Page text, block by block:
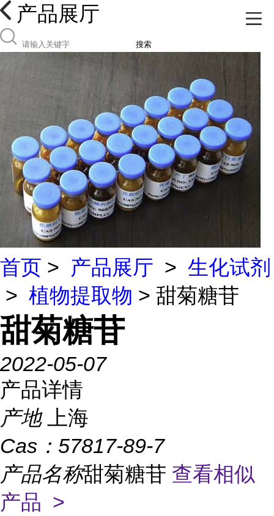
产品展厅
搜索
首页 > 产品展厅 > 生化试剂
> 植物提取物 > 甜菊糖苷
甜菊糖苷
2022-05-07
产品详情
产地
上海
Cas： 57817-89-7
产品名称甜菊糖苷 查看相似
产品 >